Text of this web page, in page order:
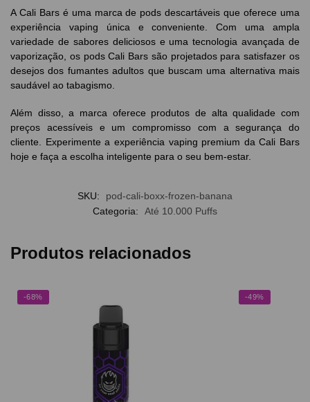
A Cali Bars é uma marca de pods descartáveis que oferece uma
experiência vaping única e conveniente. Com uma ampla
variedade de sabores deliciosos e uma tecnologia avançada de
vaporização, os pods Cali Bars são projetados para satisfazer os
desejos dos fumantes adultos que buscam uma alternativa mais
saudável ao tabagismo.
Além disso, a marca oferece produtos de alta qualidade com
preços acessíveis e um compromisso com a segurança do
cliente. Experimente a experiência vaping premium da Cali Bars
hoje e faça a escolha inteligente para o seu bem-estar.
SKU:
pod-cali-boxx-frozen-banana
Categoria:
Até 10.000 Puffs
Produtos relacionados
-68% -49%